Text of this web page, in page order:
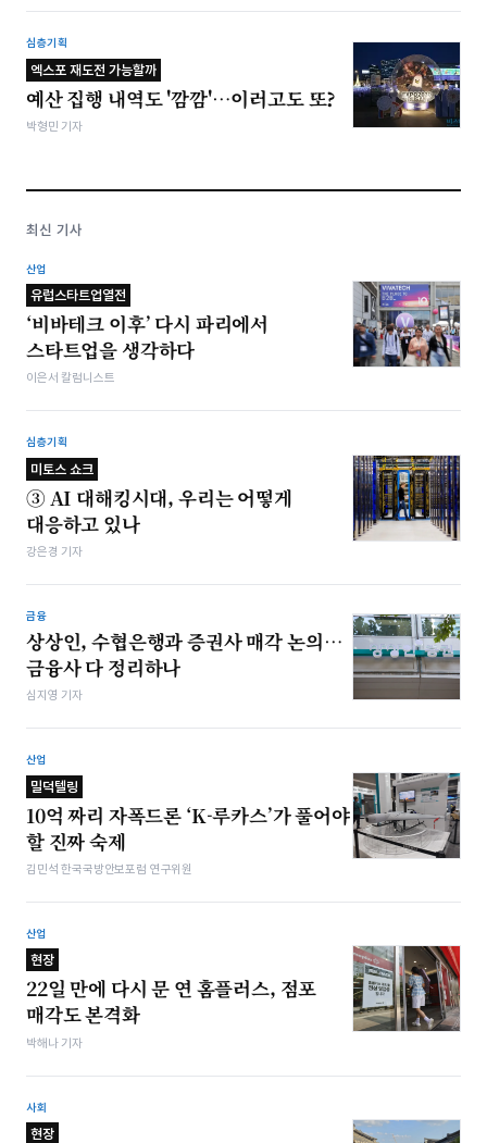
심층기획
엑스포 재도전 가능할까
예산 집행 내역도 '깜깜'…이러고도 또?
박형민 기자
최신 기사
산업
유럽스타트업열전
‘비바테크 이후’ 다시 파리에서
스타트업을 생각하다
이은서 칼럼니스트
심층기획
미토스 쇼크
③ AI 대해킹시대, 우리는 어떻게
대응하고 있나
강은경 기자
금융
상상인, 수협은행과 증권사 매각 논의…
금융사 다 정리하나
심지영 기자
산업
밀덕텔링
10억 짜리 자폭드론 ‘K-루카스’가 풀어야
할 진짜 숙제
김민석 한국국방안보포럼 연구위원
산업
현장
22일 만에 다시 문 연 홈플러스, 점포
매각도 본격화
박해나 기자
사회
현장